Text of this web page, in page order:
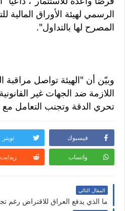
الرسمي لهيئة الأوراق المالية
المصرح لها بالتداول".
وبيّن أن "الهيئة تواصل مراقبة
اللازمة ضد الجهات غير
تحري الدقة وتجنب التعامل
فيسبوك تويتر
واتساب ريدايت
المقال التالي